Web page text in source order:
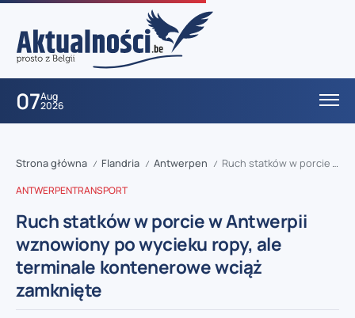
07Aug
2026
Strona główna / Flandria / Antwerpen / Ruch statków w porcie w Antwerpii wznowiony po wycieku ropy, ale terminale kontenerowe wciąż zamknięte
ANTWERPENTRANSPORT
Ruch statków w porcie w Antwerpii
wznowiony po wycieku ropy, ale
terminale kontenerowe wciąż
zamknięte